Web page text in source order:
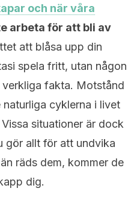
och när våra
arbeta för att bli av
att blåsa upp din
spela fritt, utan någon
fakta. Motstånd
cyklerna i livet
situationer är dock
gör allt för att undvika
räds dem, kommer de
dig.